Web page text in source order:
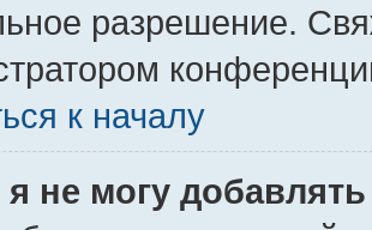
разрешение.
к началу
не могу